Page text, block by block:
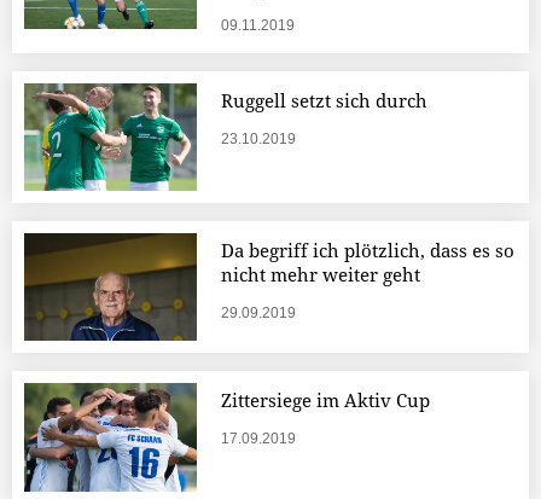
09.11.2019
Ruggell setzt sich durch
23.10.2019
Da begriff ich plötzlich, dass es so
nicht mehr weiter geht
29.09.2019
Zittersiege im Aktiv Cup
17.09.2019